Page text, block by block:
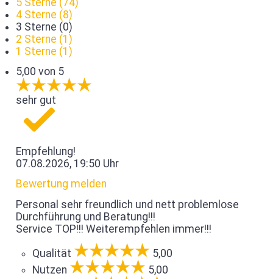
4 Sterne (8)
3 Sterne (0)
2 Sterne (1)
1 Sterne (1)
5,00 von 5
sehr gut
Empfehlung!
07.08.2026, 19:50 Uhr
Bewertung melden
Personal sehr freundlich und nett problemlose
Durchführung und Beratung!!!
Service TOP!!! Weiterempfehlen immer!!!
Qualität
5,00
Nutzen
5,00